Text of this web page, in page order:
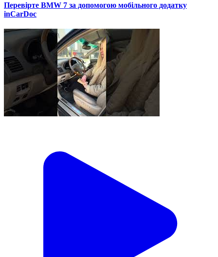
Перевірте BMW 7 за допомогою мобільного додатку
inCarDoc